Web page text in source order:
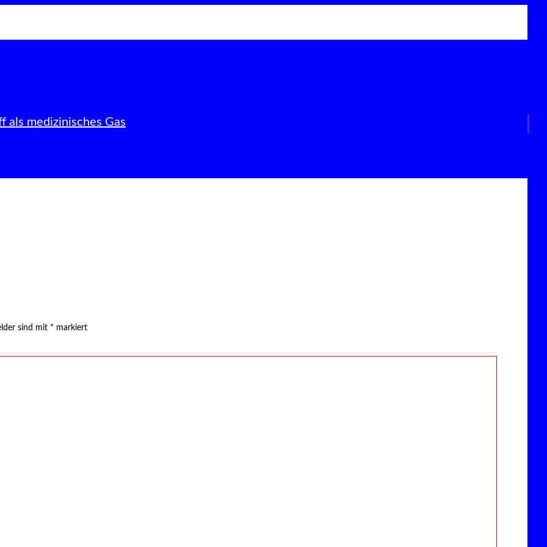
als medizinisches Gas
sind mit * markiert